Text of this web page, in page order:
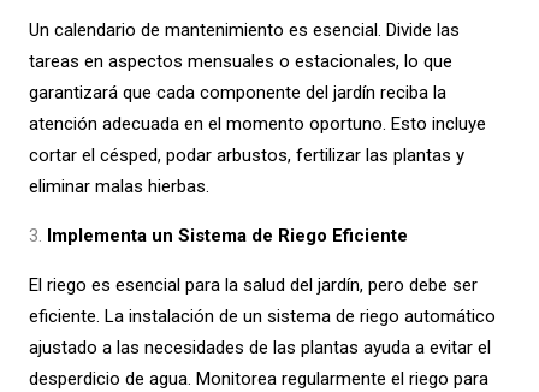
Un calendario de mantenimiento es esencial. Divide las
tareas en aspectos mensuales o estacionales, lo que
garantizará que cada componente del jardín reciba la
atención adecuada en el momento oportuno. Esto incluye
cortar el césped, podar arbustos, fertilizar las plantas y
eliminar malas hierbas.
Implementa un Sistema de Riego Eficiente
El riego es esencial para la salud del jardín, pero debe ser
eficiente. La instalación de un sistema de riego automático
ajustado a las necesidades de las plantas ayuda a evitar el
desperdicio de agua. Monitorea regularmente el riego para